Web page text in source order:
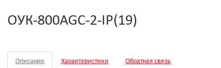
ОУК-800AGC-2-IP(19)
Описание Характеристики Обратная связь